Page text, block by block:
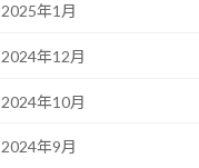
2025年1月
2024年12月
2024年10月
2024年9月